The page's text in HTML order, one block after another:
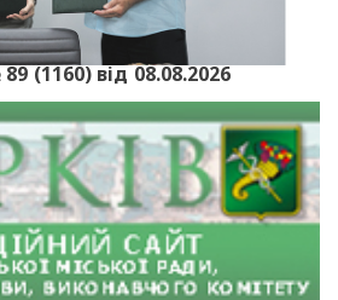
(1160) від 08.08.2026